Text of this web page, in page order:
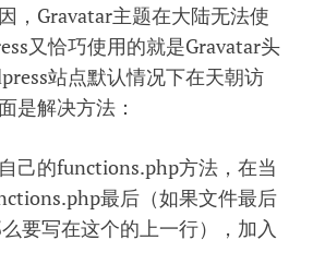
，Gravatar主题在大陆无法使
又恰巧使用的就是Gravatar头
站点默认情况下在天朝访
是解决方法：
己的functions.php方法，在当
最后（如果文件最后
要写在这个的上一行），加入